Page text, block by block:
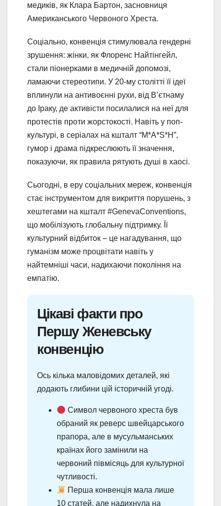
медиків, як Клара Бартон, засновниця
Американського Червоного Хреста.
Соціально, конвенція стимулювала гендерні
зрушення: жінки, як Флоренс Найтінгейл,
стали піонерками в медичній допомозі,
ламаючи стереотипи. У 20-му столітті її ідеї
вплинули на антивоєнні рухи, від В’єтнаму
до Іраку, де активісти посилалися на неї для
протестів проти жорстокості. Навіть у поп-
культурі, в серіалах на кшталт “M*A*S*H”,
гумор і драма підкреслюють її значення,
показуючи, як правила рятують душі в хаосі.
Сьогодні, в еру соціальних мереж, конвенція
стає інструментом для викриття порушень, з
хештегами на кшталт #GenevaConventions,
що мобілізують глобальну підтримку. Її
культурний відбиток – це нагадування, що
гуманізм може процвітати навіть у
найтемніші часи, надихаючи покоління на
емпатію.
Цікаві факти про
Першу Женевську
конвенцію
Ось кілька маловідомих деталей, які
додають глибини цій історичній угоді.
Символ червоного хреста був
обраний як реверс швейцарського
прапора, але в мусульманських
країнах його замінили на
червоний півмісяць для культурної
чутливості.
Перша конвенція мала лише
10 статей, але надихнула на